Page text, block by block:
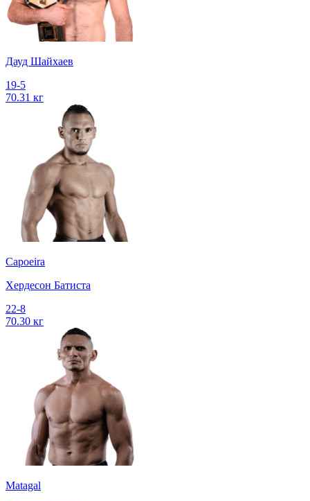
Дауд Шайхаев
19-5
70.31 кг
Capoeira
Хердесон Батиста
22-8
70.30 кг
Matagal